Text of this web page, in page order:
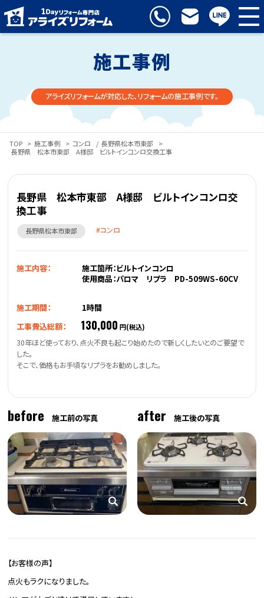
施工事例
アライズリフォームが対応した、リフォームの施工事例です。
TOP > 施工事例 > コンロ / 長野県松本市東部
>
長野県 松本市東部 A様邸 ビルトインコンロ交換工事
長野県 松本市東部 A様邸 ビルトインコンロ交
換工事
長野県松本市東部 コンロ
施工内容：
施工箇所：ビルトインコンロ
使用商品：パロマ リプラ PD-509WS-60CV
施工期間：
1時間
工事費込総額：
130,000 円(税込)
30年ほど使っており、点火不良も起こり始めたので新しくしたいとのご要望で
した。
そこで、価格もお手頃なリプラをお勧めしました。
before 施工前の写真 after 施工後の写真
【お客様の声】
点火もラクになりました。